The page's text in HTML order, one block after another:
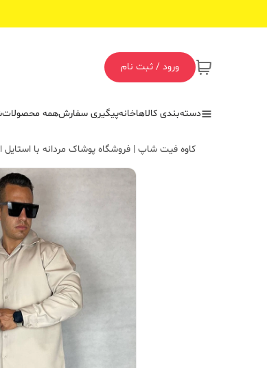
ورود / ثبت نام
دسته‌بندی کالاهاخانهپیگیری سفارشهمه محصولات
کاوه فیت شاپ | فروشگاه پوشاک مردانه با استایل